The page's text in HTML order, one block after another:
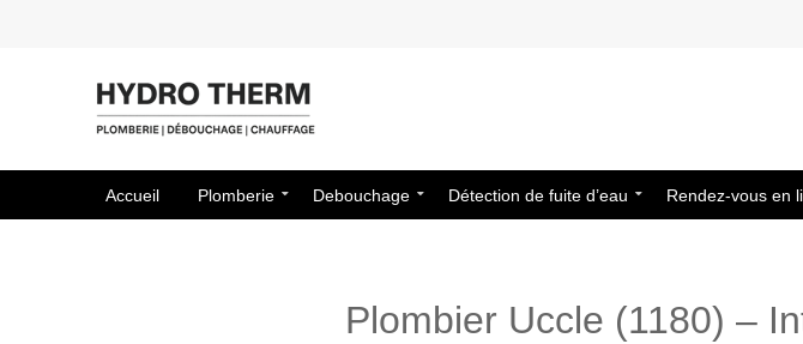
Accueil Plomberie Debouchage Détection de fuite d’eau Rendez-vous en
Plombier Uccle (1180) –